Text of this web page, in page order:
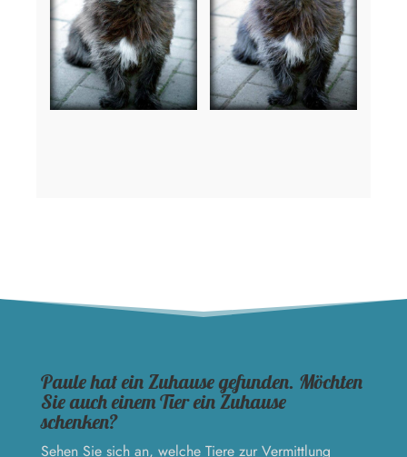
Paule hat ein Zuhause gefunden. Möchten
Sie auch einem Tier ein Zuhause
schenken?
Sehen Sie sich an, welche Tiere zur Vermittlung